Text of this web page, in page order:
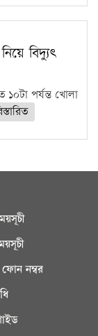
বিদ্যুৎ
পর্যন্ত খোলা
নম্বর